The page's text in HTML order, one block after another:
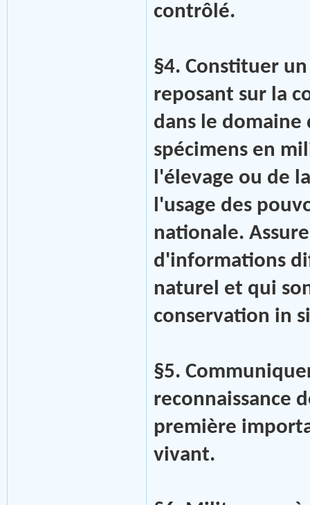
contrôlé.
§4. Constituer
reposant sur la
dans le
spécimens en
l'élevage ou de
l'usage des
nationale.
d'informations
naturel et qui
conservation in
§5.
reconnaissance
première
vivant.